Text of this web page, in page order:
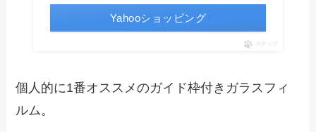
Yahooショッピング
ポチップ
個人的に1番オススメのガイド枠付きガラスフィ
ルム。